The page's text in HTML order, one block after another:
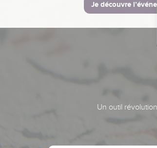
Je découvre
Un outil